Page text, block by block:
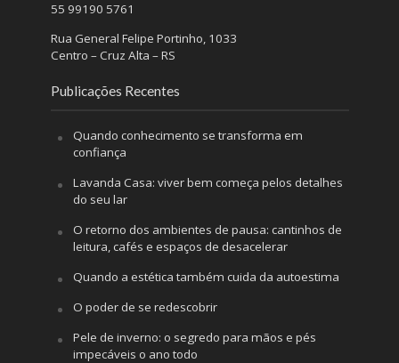
55 99190 5761
Rua General Felipe Portinho, 1033
Centro – Cruz Alta – RS
Publicações Recentes
Quando conhecimento se transforma em
confiança
Lavanda Casa: viver bem começa pelos detalhes
do seu lar
O retorno dos ambientes de pausa: cantinhos de
leitura, cafés e espaços de desacelerar
Quando a estética também cuida da autoestima
O poder de se redescobrir
Pele de inverno: o segredo para mãos e pés
impecáveis o ano todo